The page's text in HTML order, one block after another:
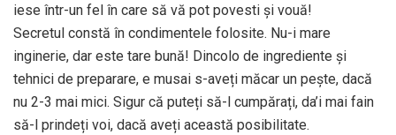
iese într-un fel în care să vă pot povesti și vouă!
Secretul constă în condimentele folosite. Nu-i mare
inginerie, dar este tare bună! Dincolo de ingrediente și
tehnici de preparare, e musai s-aveți măcar un pește, dacă
nu 2-3 mai mici. Sigur că puteți să-l cumpărați, da’i mai fain
să-l prindeți voi, dacă aveți această posibilitate.